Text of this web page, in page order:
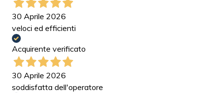
30 Aprile 2026
veloci ed efficienti
Acquirente verificato
30 Aprile 2026
soddisfatta dell'operatore